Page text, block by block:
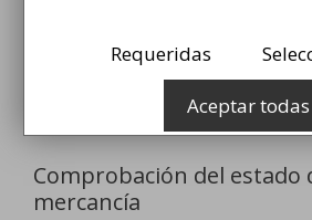
no se hace responsable si no
paquete Vd. mismo/a en la
Comprobación del estado
mercancía
Requeridas
Aceptar todas